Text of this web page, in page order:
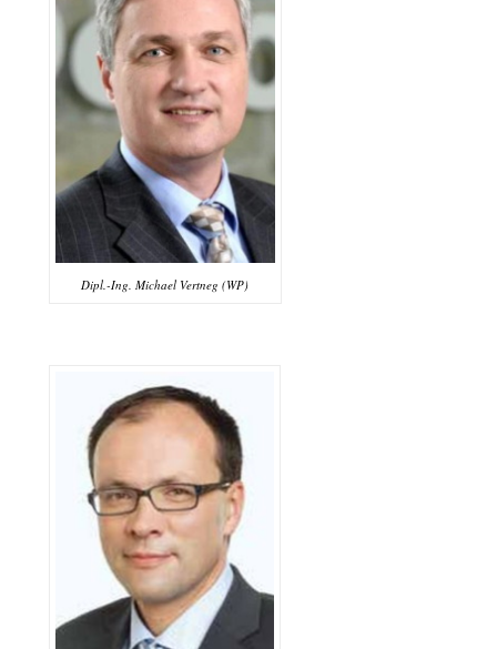
Dipl.-Ing. Michael Vertneg (WP)